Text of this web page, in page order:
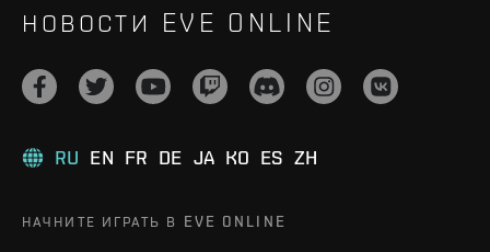
НОВОСТИ EVE ONLINE
RU EN FR DE JA KO ES ZH
НАЧНИТЕ ИГРАТЬ В EVE ONLINE